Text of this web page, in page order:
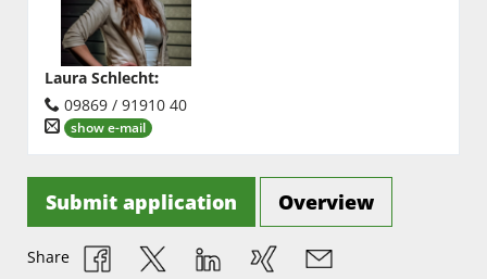
Laura Schlecht:
09869 / 91910 40
show e-mail
Submit application Overview
Share